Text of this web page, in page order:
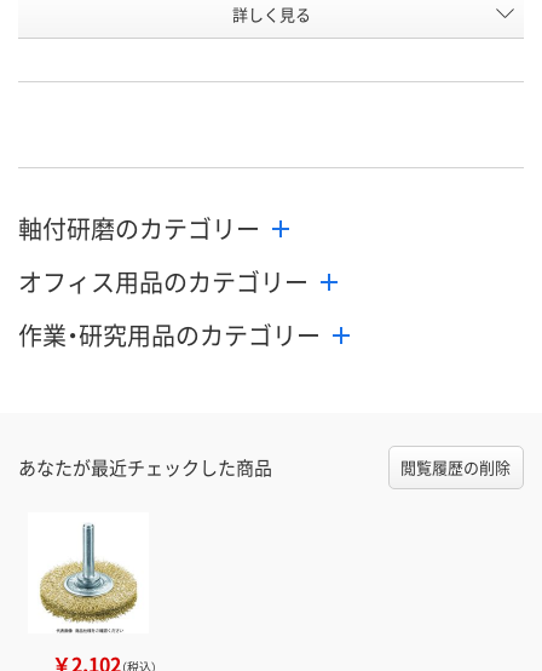
22
N255577 N250824 N250952
数量
カゴへ
数量
詳しく見る
軸付研磨のカテゴリー
オフィス用品のカテゴリー
作業・研究用品のカテゴリー
あなたが最近チェックした商品 閲覧履歴の削除
￥2,102（税込）